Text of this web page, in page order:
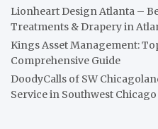
Lionheart Design Atlanta –
Treatments & Drapery in
Kings Asset Management:
Comprehensive Guide
DoodyCalls of SW
Service in Southwest Chicago